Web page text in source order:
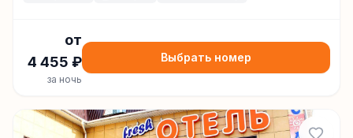
от
4 455 ₽
за ночь
Выбрать номер